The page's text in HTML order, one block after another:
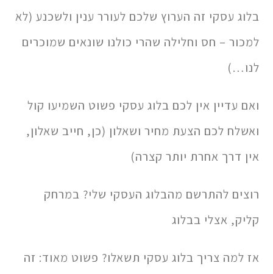
בלוג עסקי זה הערוץ שלכם לעורר ענין ולשכנע (לא
למכור – חס וחלילה שהרי כולנו שונאים שמוכרים
לנו…)
ואם עדיין אין לכם בלוג עסקי פשוט השמיעו קול
ואשלח לכם הצעת מחיר ושאלון (כן, חייב שאלון,
אין דרך אחרת יותר קצרה)
רוצים להתרשם מהבלוג העסקי שלי? במרחק
קליק, אצלי בבלוג
אז למה צריך בלוג עסקי תשאלו? פשוט מאוד: זה